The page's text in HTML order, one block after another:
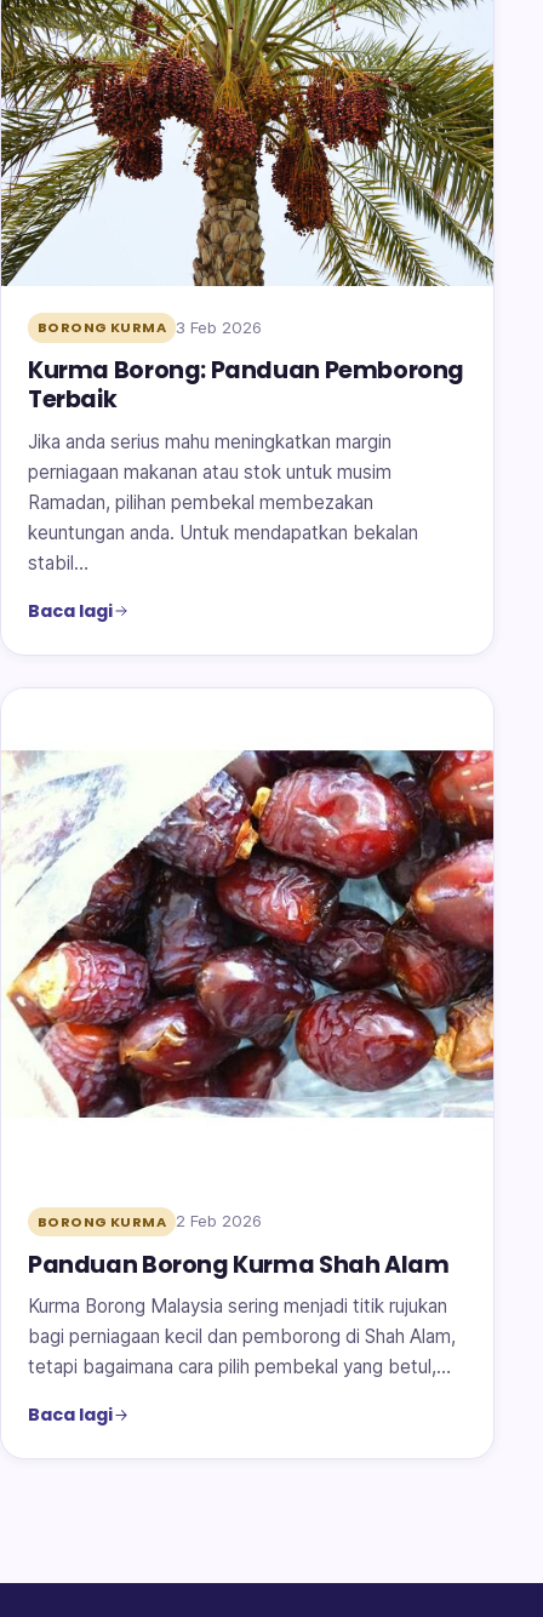
BORONG KURMA 3 Feb 2026
Kurma Borong: Panduan Pemborong
Terbaik
Jika anda serius mahu meningkatkan margin
perniagaan makanan atau stok untuk musim
Ramadan, pilihan pembekal membezakan
keuntungan anda. Untuk mendapatkan bekalan
stabil…
Baca lagi
BORONG KURMA 2 Feb 2026
Panduan Borong Kurma Shah Alam
Kurma Borong Malaysia sering menjadi titik rujukan
bagi perniagaan kecil dan pemborong di Shah Alam,
tetapi bagaimana cara pilih pembekal yang betul,…
Baca lagi